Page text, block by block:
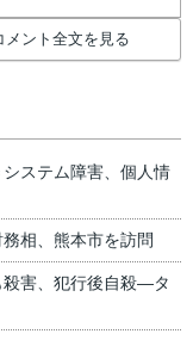
メント全文を見る
ステム障害、個人情
相、熊本市を訪問
殺害、犯行後自殺―タ